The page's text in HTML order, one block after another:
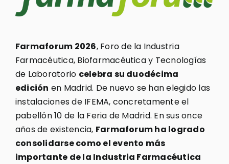
Farmaforum 2026, Foro de la Industria
Farmacéutica, Biofarmacéutica y Tecnologías
de Laboratorio celebra su duodécima
edición en Madrid. De nuevo se han elegido las
instalaciones de IFEMA, concretamente el
pabellón 10 de la Feria de Madrid. En sus once
años de existencia, Farmaforum ha logrado
consolidarse como el evento más
importante de la Industria Farmacéutica